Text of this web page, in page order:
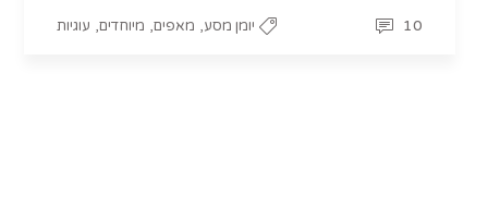
יומן מסע, מאפים, מיוחדים, עוגיות 10